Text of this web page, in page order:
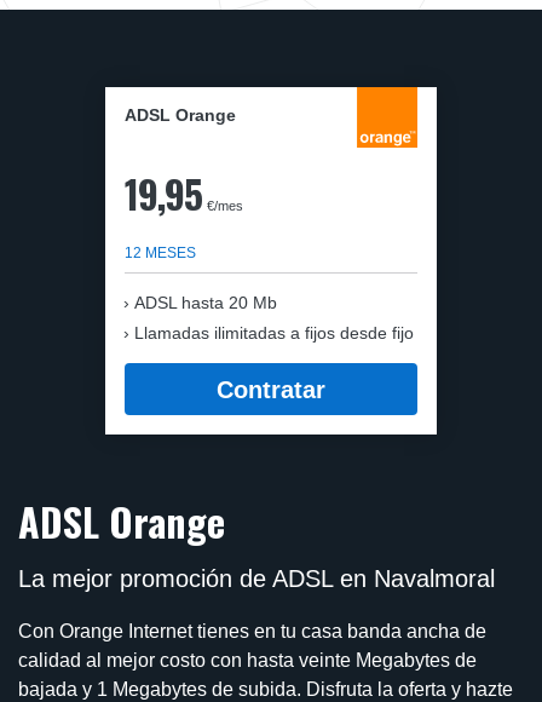
ADSL Orange
19,95 €/mes
12 MESES
ADSL hasta 20 Mb
Llamadas ilimitadas a fijos desde fijo
Contratar
ADSL Orange
La mejor promoción de ADSL en Navalmoral
Con Orange Internet tienes en tu casa banda ancha de
calidad al mejor costo con hasta veinte Megabytes de
bajada y 1 Megabytes de subida. Disfruta la oferta y hazte